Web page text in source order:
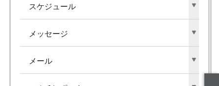
スケジュール
メッセージ
メール